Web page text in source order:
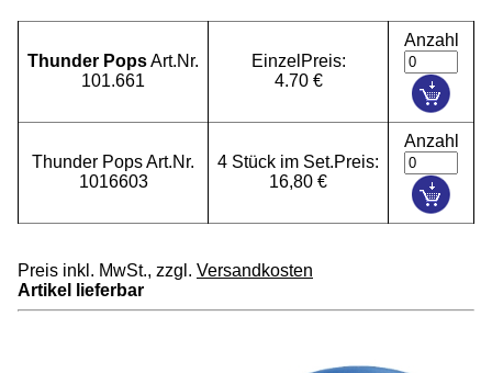
Thunder PopsArt.Nr.
101.661
EinzelPreis:
4.70 €
Anzahl
Thunder Pops Art.Nr.
1016603
4 Stück im Set.Preis:
16,80 €
Anzahl
Preis inkl. MwSt., zzgl. Versandkosten
Artikel lieferbar